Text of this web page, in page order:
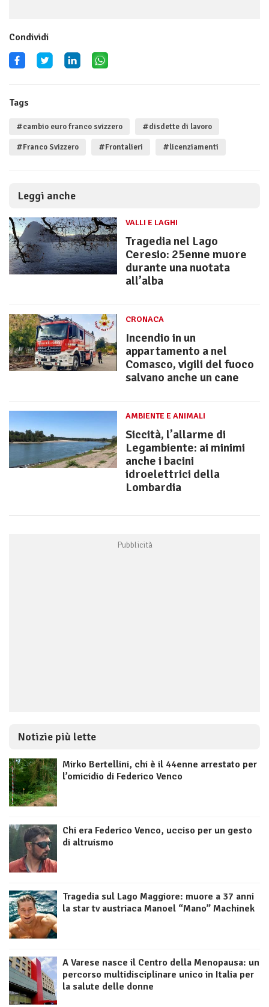
Condividi
Tags
#cambio euro franco svizzero #disdette di lavoro
#Franco Svizzero #Frontalieri #licenziamenti
Leggi anche
VALLI E LAGHI
Tragedia nel Lago
Ceresio: 25enne muore
durante una nuotata
all’alba
CRONACA
Incendio in un
appartamento a nel
Comasco, vigili del fuoco
salvano anche un cane
AMBIENTE E ANIMALI
Siccità, l’allarme di
Legambiente: ai minimi
anche i bacini
idroelettrici della
Lombardia
Notizie più lette
Mirko Bertellini, chi è il 44enne arrestato per
l’omicidio di Federico Venco
Chi era Federico Venco, ucciso per un gesto
di altruismo
Tragedia sul Lago Maggiore: muore a 37 anni
la star tv austriaca Manoel “Mano” Machinek
A Varese nasce il Centro della Menopausa: un
percorso multidisciplinare unico in Italia per
la salute delle donne